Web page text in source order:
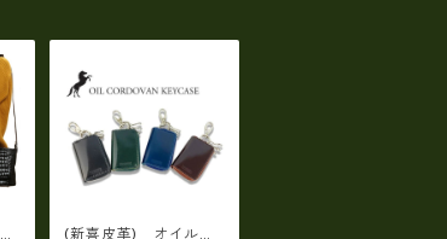
j
(新喜皮革) オイルコ